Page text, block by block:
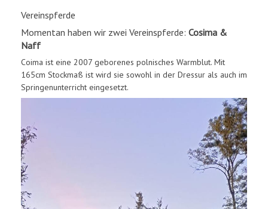
Vereinspferde
Momentan haben wir zwei Vereinspferde: Cosima &
Naff
Coima ist eine 2007 geborenes polnisches Warmblut. Mit
165cm Stockmaß ist wird sie sowohl in der Dressur als auch im
Springenunterricht eingesetzt.